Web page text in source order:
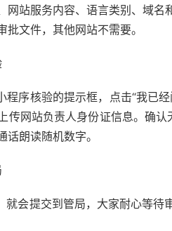
网站服务内容、语言类别、域
文件，其他网站不需要。
程序核验的提示框，点击“我已
传网站负责人身份证信息。确
朗读随机数字。
就会提交到管局，大家耐心等待